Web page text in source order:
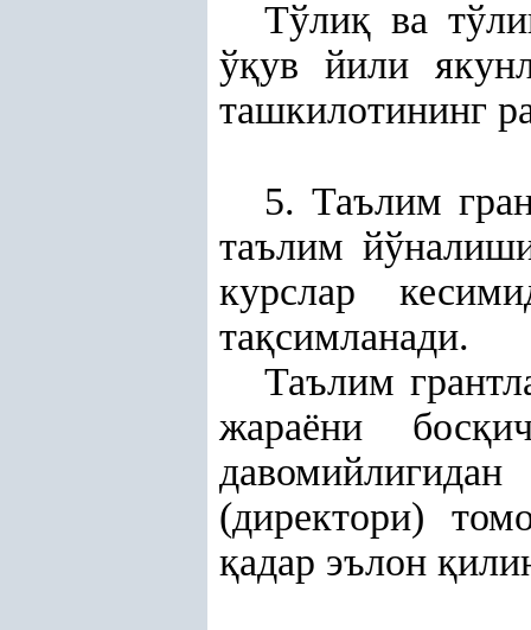
Тўлиқ ва тўли
ўқув йили
ташкилотининг
5. Таълим
таълим
курслар
тақсимланади.
Таълим
жараёни босқ
(директори)
қадар эълон қ